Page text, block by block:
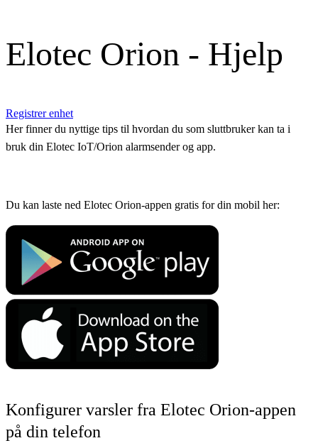
Elotec Orion - Hjelp
Registrer enhet
Her finner du nyttige tips til hvordan du som sluttbruker kan ta i
bruk din Elotec IoT/Orion alarmsender og app.
Du kan laste ned Elotec Orion-appen gratis for din mobil her:
Konfigurer varsler fra Elotec Orion-appen
på din telefon